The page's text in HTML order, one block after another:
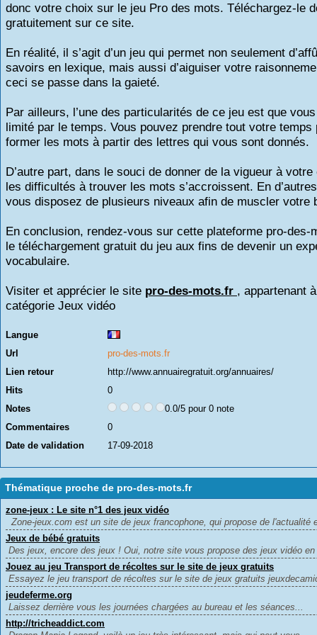
donc votre choix sur le jeu Pro des mots. Téléchargez-le
gratuitement sur ce site.
En réalité, il s’agit d’un jeu qui permet non seulement
savoirs en lexique, mais aussi d’aiguiser votre
ceci se passe dans la gaieté.
Par ailleurs, l’une des particularités de ce jeu est que vous
limité par le temps. Vous pouvez prendre tout votre temps
former les mots à partir des lettres qui vous sont donnés.
D’autre part, dans le souci de donner de la vigueur à
les difficultés à trouver les mots s’accroissent. En
vous disposez de plusieurs niveaux afin de muscler votre
En conclusion, rendez-vous sur cette plateforme pro-des-
le téléchargement gratuit du jeu aux fins de devenir un
vocabulaire.
Visiter et apprécier le site pro-des-mots.fr , appartenant
catégorie Jeux vidéo
Langue
Url
pro-des-mots.fr
Lien retour
http://www.annuairegratuit.org/annuaires/
Hits
0
Notes
0.0/5 pour 0 note
Commentaires
0
Date de validation
17-09-2018
Thématique proche de pro-des-mots.fr
zone-jeux : Le site n°1 des jeux vidéo
Zone-jeux.com est un site de jeux francophone, qui propose de l'actualité
Jeux de bébé gratuits
Des jeux, encore des jeux ! Oui, notre site vous propose des jeux vidéo
Jouez au jeu Transport de récoltes sur le site de jeux gratuits
Essayez le jeu transport de récoltes sur le site de jeux gratuits
jeudeferme.org
Laissez derrière vous les journées chargées au bureau et les séances...
http://tricheaddict.com